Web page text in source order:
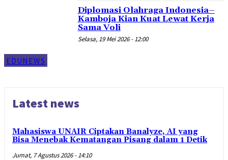
EDUNEWS
Diplomasi Olahraga Indonesia–
Kamboja Kian Kuat Lewat Kerja
Sama Voli
Selasa, 19 Mei 2026 - 12:00
Latest news
Mahasiswa UNAIR Ciptakan Banalyze, AI yang
Bisa Menebak Kematangan Pisang dalam 1 Detik
Jumat, 7 Agustus 2026 - 14:10